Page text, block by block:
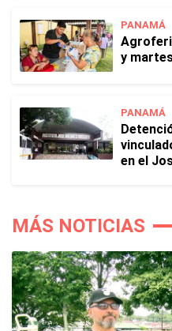
PANAMÁ
y
PANAMÁ
en el
MÁS NOTICIAS